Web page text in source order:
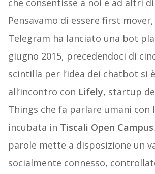
che consentisse a noi e ad altri
Pensavamo di essere first
Telegram ha lanciato una bot
giugno 2015, precedendoci di
scintilla per l’idea dei chatbot si
all’incontro con Lifely, startup
Things che fa parlare umani con
incubata in Tiscali Open Campus
parole mette a disposizione un
socialmente connesso,